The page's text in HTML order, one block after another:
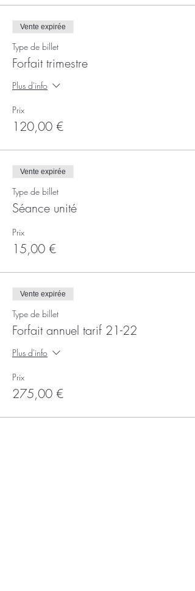
Vente expirée
Type de billet
Forfait trimestre
Plus d'info
Prix
120,00 €
Vente expirée
Type de billet
Séance unité
Prix
15,00 €
Vente expirée
Type de billet
Forfait annuel tarif 21-22
Plus d'info
Prix
275,00 €